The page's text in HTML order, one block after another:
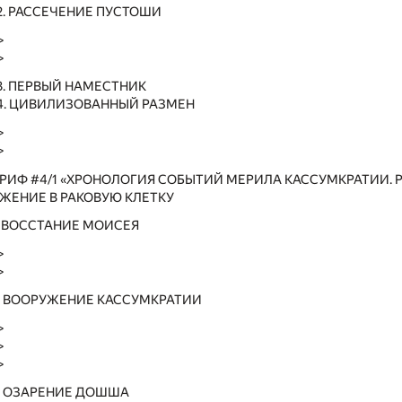
РАССЕЧЕНИЕ ПУСТОШИ
ПЕРВЫЙ НАМЕСТНИК
ЦИВИЛИЗОВАННЫЙ РАЗМЕН
#4/1 «ХРОНОЛОГИЯ СОБЫТИЙ МЕРИЛА КАССУМКРАТИИ.
В РАКОВУЮ КЛЕТКУ
ВОССТАНИЕ МОИСЕЯ
ВООРУЖЕНИЕ КАССУМКРАТИИ
ОЗАРЕНИЕ ДОШША